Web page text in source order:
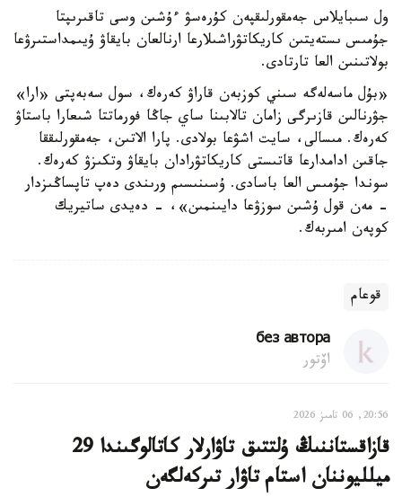
ول سىبايلاس جەمقورلىقپەن كۇرەسۋ ءۇشىن وسى تاقىرىپتا
جۇمىس ىستەيتىن كاريكاتۋراشىلارعا ارنالعان بايقاۋ ۇيىمداستىرۋعا
بولاتىنىن العا تارتادى.
«بۇل ماسەلەگە سىني كوزبەن قاراۋ كەرەك، سول سەبەپتى «ارا»
جۋرنالىن قازىرگى زامان تالابىنا ساي جاڭا فورماتتا شىعارا باستاۋ
كەرەك. مىسالى، سايت اشۋعا بولادى. پارا الاتىن، جەمقورلىققا
جاقىن ادامدارعا قاتىستى كاريكاتۋرادان بايقاۋ وتكىزۋ كەرەك.
سوندا جۇمىس العا باسادى. ۇسىنىسىم ورىندى دەپ تاپساڭىزدار
- مەن قول ۇشىن سوزۋعا دايىنمىن»، - دەيدى ساتيريك
كوپەن امىربەك.
قوعام
без автора
اۆتور
20:56, 06 تامىز 2026
قازاقستاننىڭ ۇلتتىق تاۋارلار كاتالوگىندا 29
ميلليوننان استام تاۋار تىركەلگەن